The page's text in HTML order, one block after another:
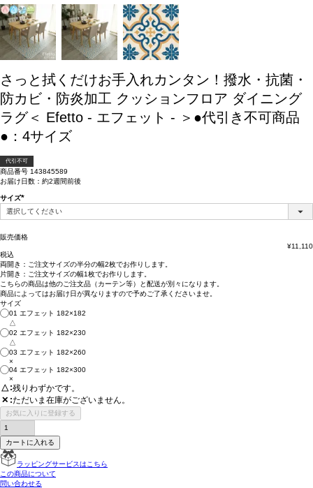
さっと拭くだけお手入れカンタン！撥水・抗菌・
防カビ・防炎加工 クッションフロア ダイニング
ラグ＜ Efetto - エフェット - ＞●代引き不可商品
●：4サイズ
代引不可
商品番号 143845589
お届け日数：約2週間前後
サイズ
(必
須)
販売価格
¥11,110
税込
両開き： ご注文サイズの半分の幅2枚でお作りします。
片開き： ご注文サイズの幅1枚でお作りします。
こちらの商品は他のご注文品（カーテン等）と配送が別々 になります。
商品によってはお届け日が異なりますので予めご了承くださいませ。
サイズ
01 エフェット 182×182
△
02 エフェット 182×230
△
03 エフェット 182×260
×
04 エフェット 182×300
×
△ 残りわずかです。
✕ ただいま在庫がございません。
お気に入りに登録する
カートに入れる
ラッピングサービスはこちら
この商品について
問い合わせる